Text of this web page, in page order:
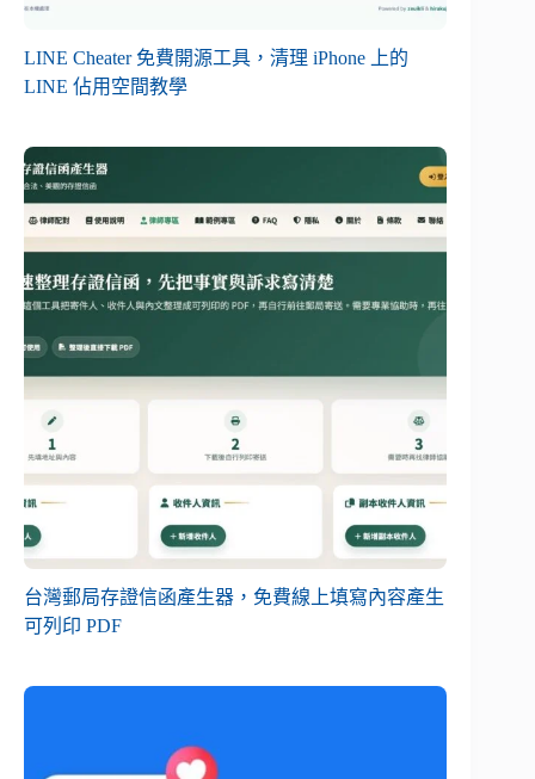
LINE Cheater 免費開源工具，清理 iPhone 上的
LINE 佔用空間教學
台灣郵局存證信函產生器，免費線上填寫內容產生
可列印 PDF